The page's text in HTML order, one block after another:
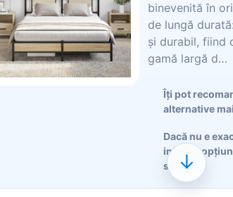
binevenită în
de lungă
și durabil, fiind
gamă largă d…
Îți pot
alternative
Dacă nu e
imediat
sau stil.
↓